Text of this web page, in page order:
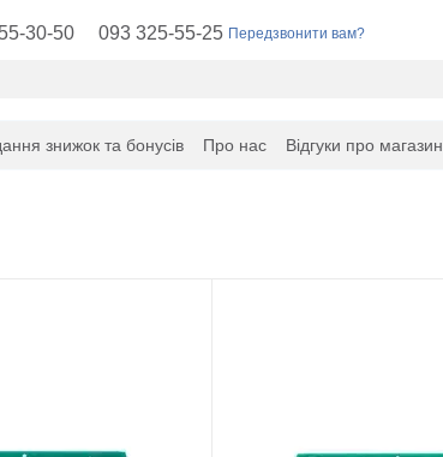
30-50 093 325-55-25 Передзвонити вам?
знижок та бонусів Про нас Відгуки про магазин